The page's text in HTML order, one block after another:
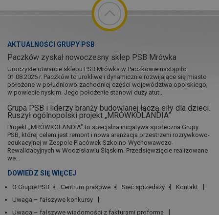
AKTUALNOŚCI GRUPY PSB
Paczków zyskał nowoczesny sklep PSB Mrówka
Uroczyste otwarcie sklepu PSB Mrówka w Paczkowie nastąpiło
01.08.2026 r. Paczków to urokliwe i dynamicznie rozwijające się miasto
położone w południowo-zachodniej części województwa opolskiego,
w powiecie nyskim. Jego położenie stanowi duży atut...
Grupa PSB i liderzy branży budowlanej łączą siły dla dzieci.
Ruszył ogólnopolski projekt „MRÓWKOLANDIA”
Projekt „MRÓWKOLANDIA” to specjalna inicjatywa społeczna Grupy
PSB, której celem jest remont i nowa aranżacja przestrzeni rozrywkowo-
edukacyjnej w Zespole Placówek Szkolno-Wychowawczo-
Rewalidacyjnych w Wodzisławiu Śląskim. Przedsięwzięcie realizowane
we...
DOWIEDZ SIĘ WIĘCEJ
O Grupie PSB Centrum prasowe Sieć sprzedaży
Kontakt
Uwaga – fałszywe konkursy
Uwaga – fałszywe wiadomości z fakturami proforma